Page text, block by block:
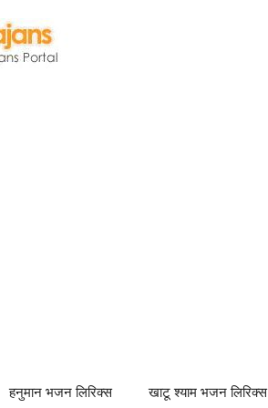
हनुमान भजन लिरिक्स खाटू श्याम भजन लिरिक्स